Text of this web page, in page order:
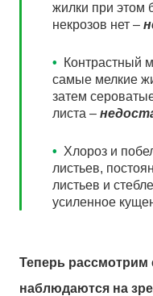
жилки при этом
некрозов нет –
•
Контрастный
самые мелкие
затем
листа –
• Хлороз и
листьев,
листьев и
усиленное
Теперь
наблюдаются на